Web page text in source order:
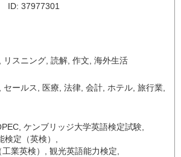
ID: 37977301
リスニング 読解 作文 海外生活
セールス 医療 法律 会計 ホテル 旅行業
ケンブリッジ大学英語検定試験
定（英検）
業英検）
観光英語能力検定